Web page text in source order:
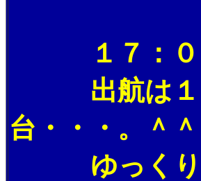
１７：００
出航は１９
台・・・。＾＾
ゆっくり風